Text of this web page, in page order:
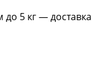
до 5 кг — доставка